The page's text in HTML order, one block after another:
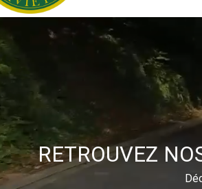
RETROUVEZ